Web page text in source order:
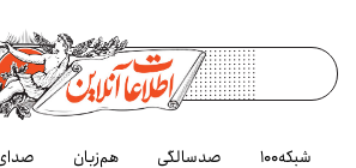
شبکه۱۰۰ صدسالگی هم‌زبان